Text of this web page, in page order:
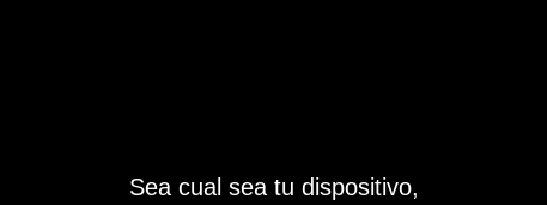
Sea cual sea tu dispositivo,